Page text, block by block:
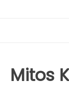
Mitos